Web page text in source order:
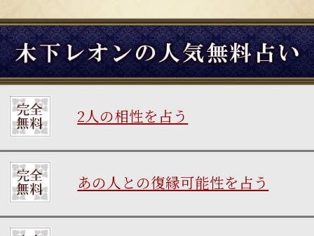
2人の相性を占う
あの人との復縁可能性を占う